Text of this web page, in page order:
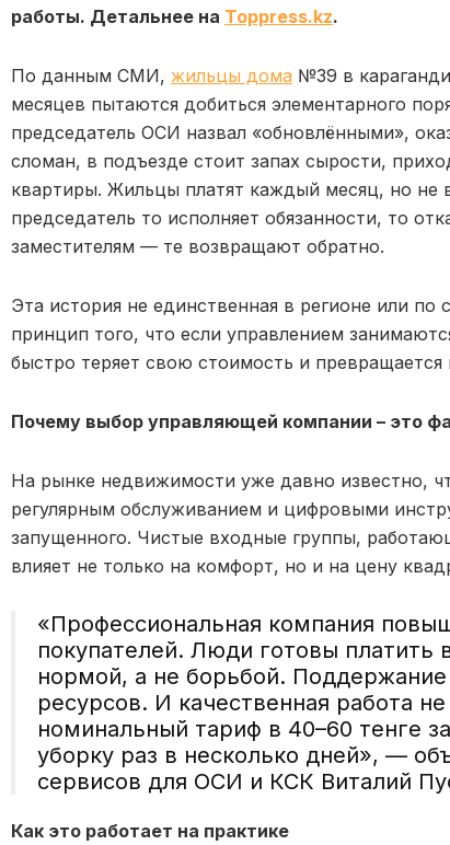
работы. Детальнее на Toppress.kz.
По данным СМИ, жильцы дома №39 в
месяцев пытаются добиться элементарного
председатель ОСИ назвал «обновлёнными»,
сломан, в подъезде стоит запах сырости,
квартиры. Жильцы платят каждый месяц, но не
председатель то исполняет обязанности, то
заместителям — те возвращают обратно.
Эта история не единственная в регионе или по
принцип того, что если управлением
быстро теряет свою стоимость и
Почему выбор управляющей компании – это
На рынке недвижимости уже давно известно,
регулярным обслуживанием и цифровыми
запущенного. Чистые входные группы,
влияет не только на комфорт, но и на цену
«Профессиональная компания
покупателей. Люди готовы платить
нормой, а не борьбой.
ресурсов. И качественная работа
номинальный тариф в 40–60 тенге
уборку раз в несколько дней», —
сервисов для ОСИ и КСК Виталий
Как это работает на практике